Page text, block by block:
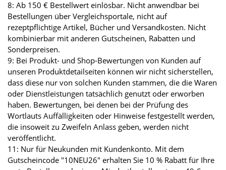
8: Ab 150 € Bestellwert einlösbar. Nicht anwendbar bei
Bestellungen über Vergleichsportale, nicht auf
rezeptpflichtige Artikel, Bücher und Versandkosten. Nicht
kombinierbar mit anderen Gutscheinen, Rabatten und
Sonderpreisen.
9: Bei Produkt- und Shop-Bewertungen von Kunden auf
unseren Produktdetailseiten können wir nicht sicherstellen,
dass diese nur von solchen Kunden stammen, die die Waren
oder Dienstleistungen tatsächlich genutzt oder erworben
haben. Bewertungen, bei denen bei der Prüfung des
Wortlauts Auffälligkeiten oder Hinweise festgestellt werden,
die insoweit zu Zweifeln Anlass geben, werden nicht
veröffentlicht.
11: Nur für Neukunden mit Kundenkonto. Mit dem
Gutscheincode "10NEU26" erhalten Sie 10 % Rabatt für Ihre